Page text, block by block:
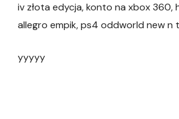
iv złota edycja, konto na xbox 360,
allegro empik, ps4 oddworld new n
yyyyy